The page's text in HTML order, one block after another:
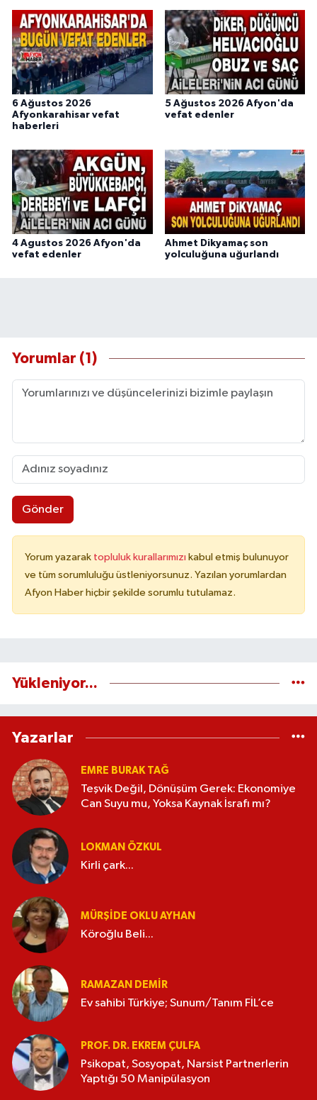
6 Ağustos 2026
Afyonkarahisar vefat
haberleri
5 Ağustos 2026 Afyon'da
vefat edenler
4 Agustos 2026 Afyon'da
vefat edenler
Ahmet Dikyamaç son
yolculuğuna uğurlandı
Yorumlar (1)
Gönder
Yorum yazarak topluluk kurallarımızı kabul etmiş bulunuyor
ve tüm sorumluluğu üstleniyorsunuz. Yazılan yorumlardan
Afyon Haber hiçbir şekilde sorumlu tutulamaz.
Yükleniyor...
Yazarlar
EMRE BURAK TAĞ
Teşvik Değil, Dönüşüm Gerek: Ekonomiye
Can Suyu mu, Yoksa Kaynak İsrafı mı?
LOKMAN ÖZKUL
Kirli çark...
MÜRŞIDE OKLU AYHAN
Köroğlu Beli...
RAMAZAN DEMİR
Ev sahibi Türkiye; Sunum/Tanım FİL’ce
PROF. DR. EKREM ÇULFA
Psikopat, Sosyopat, Narsist Partnerlerin
Yaptığı 50 Manipülasyon